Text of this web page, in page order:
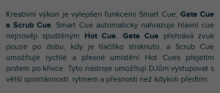
Kreativní výkon je vylepšen funkcemi Smart Cue, Gate Cue
a Scrub Cue. Smart Cue automaticky nahrazuje hlavní cue
nejnověji spuštěným Hot Cue, Gate Cue přehrává zvuk
pouze po dobu, kdy je tlačítko stisknuto, a Scrub Cue
umožňuje rychlé a přesné umístění Hot Cues přejetím
prstem po křivce. Tyto nástroje umožňují DJům vystupovat s
větší spontánností, rytmem a přesností než kdykoli předtím.